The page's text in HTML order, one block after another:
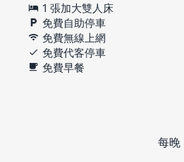
1 張加大雙人床
免費自助停車
免費無線上網
免費代客停車
免費早餐
每晚